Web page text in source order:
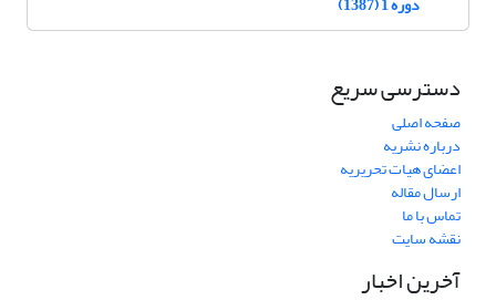
دسترسی سریع
صفحه اصلی
درباره نشریه
اعضای هیات تحریریه
ارسال مقاله
تماس با ما
نقشه سایت
آخرین اخبار